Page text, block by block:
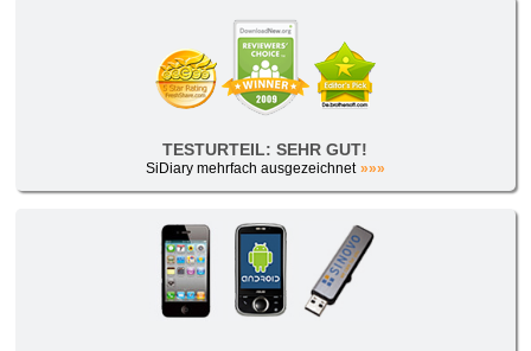
TESTURTEIL: SEHR GUT!
SiDiary mehrfach ausgezeichnet »»»